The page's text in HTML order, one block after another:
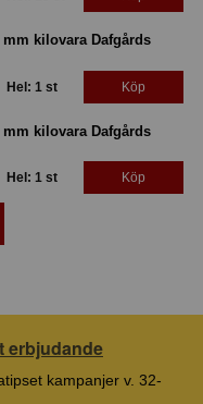
kilovara Dafgårds
Hel: 1 st Köp
kilovara Dafgårds
Hel: 1 st Köp
erbjudande
kampanjer v. 32-